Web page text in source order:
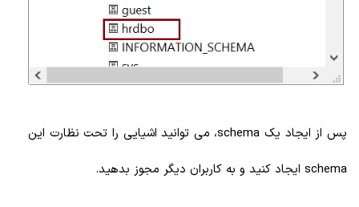
پس از ایجاد یک schema، می توانید اشیایی را تحت نظارت این
schema ایجاد کنید و به کاربران دیگر مجوز بدهید.